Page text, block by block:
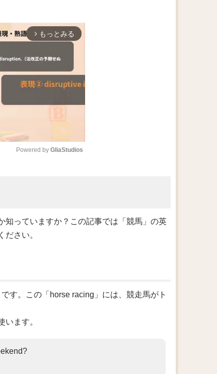
arrow_forward_ios もっとみる
e
Powered by GliaStudios
知っていますか？この記事では「競馬」の英
さい。
す。この「horse racing」には、競走馬がト
ます。